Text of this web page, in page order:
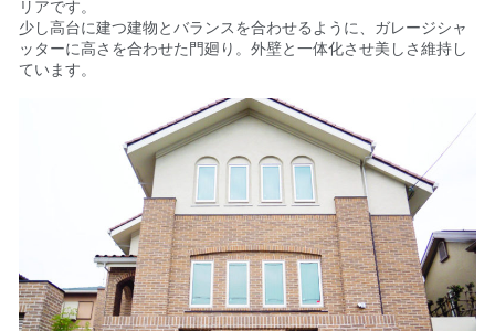
リアです。
少し高台に建つ建物とバランスを合わせるように、ガレージシャ
ッターに高さを合わせた門廻り。外壁と一体化させ美しさ維持し
ています。